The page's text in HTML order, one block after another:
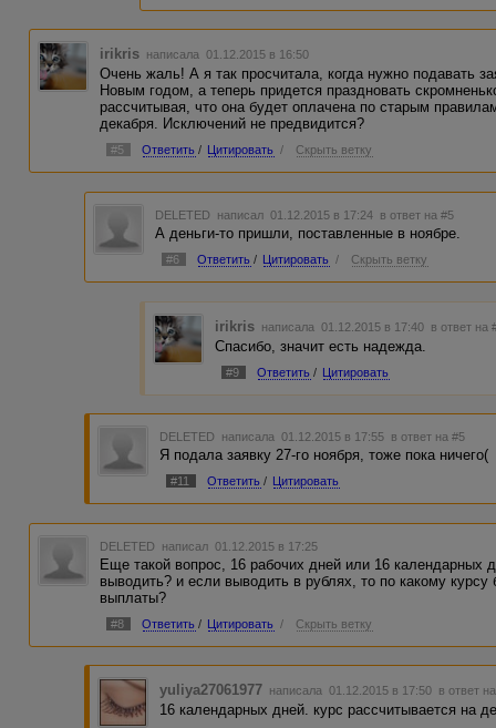
irikris написала 01.12.2015 в 16:50
Очень жаль! А я так просчитала, когда нужно подавать
Новым годом, а теперь придется праздновать
рассчитывая, что она будет оплачена по старым
декабря. Исключений не предвидится?
#5 Ответить / Цитировать / Скрыть ветку
DELETED написал 01.12.2015 в 17:24 в ответ на #5
А деньги-то пришли, поставленные в ноябре.
#6 Ответить / Цитировать / Скрыть ветку
irikris написала 01.12.2015 в 17:40 в ответ на
Спасибо, значит есть надежда.
#9 Ответить / Цитировать
DELETED написала 01.12.2015 в 17:55 в ответ на #5
Я подала заявку 27-го ноября, тоже пока ничего(
#11 Ответить / Цитировать
DELETED написал 01.12.2015 в 17:25
Еще такой вопрос, 16 рабочих дней или 16 календарных
выводить? и если выводить в рублях, то по какому
выплаты?
#8 Ответить / Цитировать / Скрыть ветку
yuliya27061977 написала 01.12.2015 в 17:50 в ответ
16 календарных дней. курс рассчитывается на